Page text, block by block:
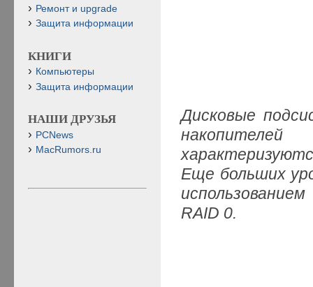
Дисковые
Еще больших
RAID 0.
Ремонт и upgrade
Защита информации
КНИГИ
Компьютеры
Защита информации
НАШИ ДРУЗЬЯ
PCNews
MacRumors.ru